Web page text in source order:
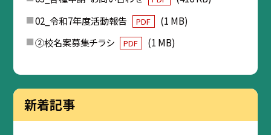
02_令和7年度活動報告
PDF
(1 MB)
②校名案募集チラシ
PDF (1 MB)
新着記事